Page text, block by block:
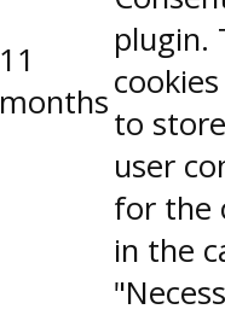
11
months
plugin.
to
user
for the
in the